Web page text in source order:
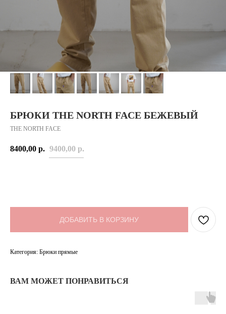
БРЮКИ THE NORTH FACE БЕЖЕВЫЙ
THE NORTH FACE
8400,00 р. 9400,00 р.
ДОБАВИТЬ В КОРЗИНУ
Категория: Брюки прямые
ВАМ МОЖЕТ ПОНРАВИТЬСЯ